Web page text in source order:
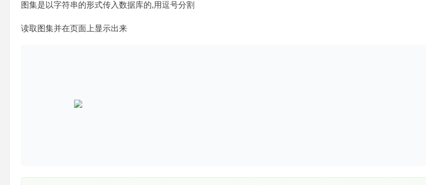
图集是以字符串的形式传入数据库的,用逗号分割
读取图集并在页面上显示出来